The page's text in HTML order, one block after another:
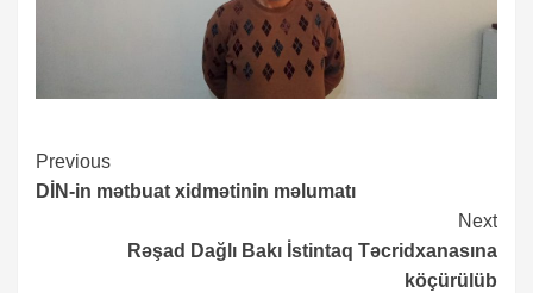
Continue
Reading
Previous
DİN-in mətbuat xidmətinin məlumatı
Next
Rəşad Dağlı Bakı İstintaq Təcridxanasına
köçürülüb